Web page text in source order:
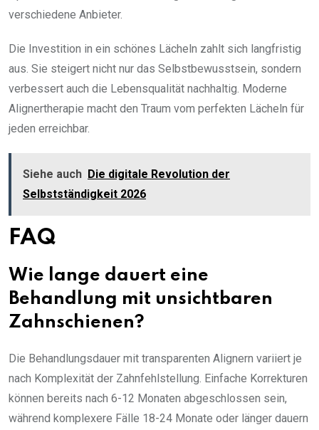
verschiedene Anbieter.
Die Investition in ein schönes Lächeln zahlt sich langfristig
aus. Sie steigert nicht nur das Selbstbewusstsein, sondern
verbessert auch die Lebensqualität nachhaltig. Moderne
Alignertherapie macht den Traum vom perfekten Lächeln für
jeden erreichbar.
Siehe auch Die digitale Revolution der
Selbstständigkeit 2026
FAQ
Wie lange dauert eine
Behandlung mit unsichtbaren
Zahnschienen?
Die Behandlungsdauer mit transparenten Alignern variiert je
nach Komplexität der Zahnfehlstellung. Einfache Korrekturen
können bereits nach 6-12 Monaten abgeschlossen sein,
während komplexere Fälle 18-24 Monate oder länger dauern